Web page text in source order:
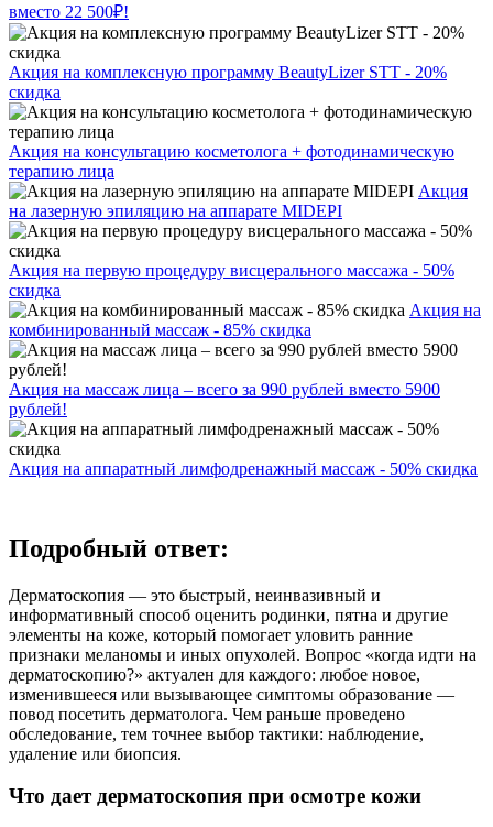
вместо 22 500₽!
Акция на комплексную программу BeautyLizer STT - 20%
скидка
Акция на консультацию косметолога + фотодинамическую
терапию лица
Акция
на лазерную эпиляцию на аппарате MIDEPI
Акция на первую процедуру висцерального массажа - 50%
скидка
Акция на
комбинированный массаж - 85% скидка
Акция на массаж лица – всего за 990 рублей вместо 5900
рублей!
Акция на аппаратный лимфодренажный массаж - 50% скидка
Подробный ответ:
Дерматоскопия — это быстрый, неинвазивный и
информативный способ оценить родинки, пятна и другие
элементы на коже, который помогает уловить ранние
признаки меланомы и иных опухолей. Вопрос «когда идти на
дерматоскопию?» актуален для каждого: любое новое,
изменившееся или вызывающее симптомы образование —
повод посетить дерматолога. Чем раньше проведено
обследование, тем точнее выбор тактики: наблюдение,
удаление или биопсия.
Что дает дерматоскопия при осмотре кожи